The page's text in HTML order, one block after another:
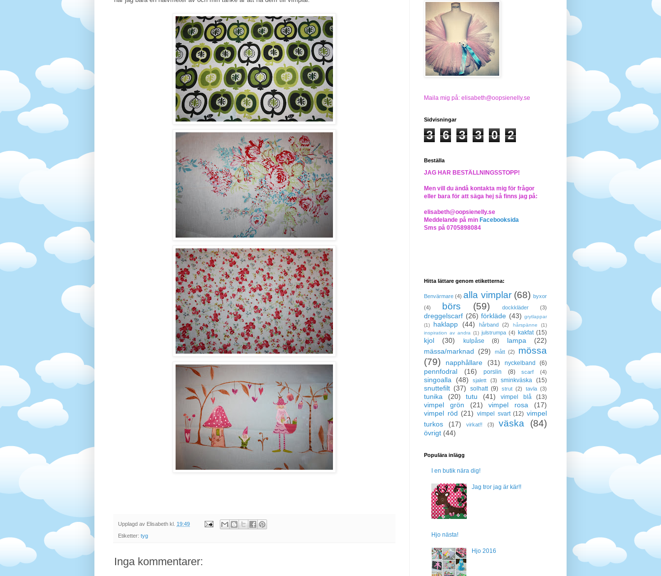
Upplagd av Elisabeth kl. 19:49
Etiketter: tyg
Inga kommentarer:
Maila mig på: elisabeth@oopsienelly.se
Sidvisningar
3 6 3 3 0 2
Beställa
JAG HAR BESTÄLLNINGSSTOPP!
Men vill du ändå kontakta mig för frågor
eller bara för att säga hej så finns jag på:
elisabeth@oopsienelly.se
Meddelande på min Facebooksida
Sms på 0705898084
Hitta lättare genom etiketterna:
Benvärmare (4) alla vimplar (68) byxor
(4)
börs (59) dockkläder (3)
dreggelscarf (26) förkläde (43) grytlappar
(1)
haklapp (44) hårband (2) hårspänne
(1)
inspiration av andra (1) julstrumpa (4) kakfat (15)
kjol (30) kulpåse (8) lampa
(22)
mässa/marknad
(29) mått (2)
mössa
(79)
napphållare (31) nyckelband (6)
pennfodral (16) porslin (8) scarf (4)
singoalla (48) sjalett (3) sminkväska (15)
snuttefilt (37) solhatt (9) strut (2) tavla (3)
tunika (20) tutu (41) vimpel blå (13)
vimpel grön (21) vimpel rosa
(17)
vimpel röd (21) vimpel svart (12) vimpel
turkos
(17) virkat!! (3) väska (84)
övrigt (44)
Populära inlägg
I en butik nära dig!
Jag tror jag är kär!!
Hjo nästa!
Hjo 2016